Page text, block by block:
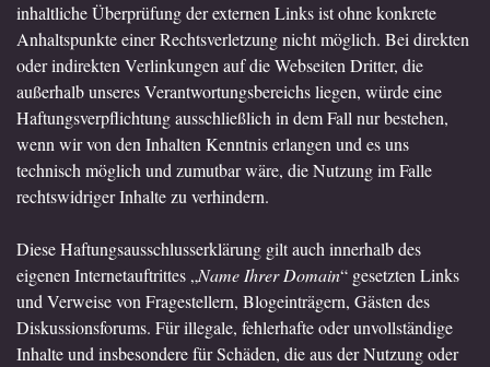
inhaltliche Überprüfung der externen Links ist ohne konkrete
Anhaltspunkte einer Rechtsverletzung nicht möglich. Bei direkten
oder indirekten Verlinkungen auf die Webseiten Dritter, die
außerhalb unseres Verantwortungsbereichs liegen, würde eine
Haftungsverpflichtung ausschließlich in dem Fall nur bestehen,
wenn wir von den Inhalten Kenntnis erlangen und es uns
technisch möglich und zumutbar wäre, die Nutzung im Falle
rechtswidriger Inhalte zu verhindern.
Diese Haftungsausschlusserklärung gilt auch innerhalb des
eigenen Internetauftrittes „Name Ihrer Domain“ gesetzten Links
und Verweise von Fragestellern, Blogeinträgern, Gästen des
Diskussionsforums. Für illegale, fehlerhafte oder unvollständige
Inhalte und insbesondere für Schäden, die aus der Nutzung oder